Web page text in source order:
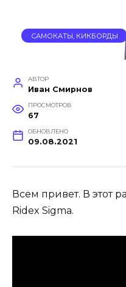
САМОКАТЫ, КИКБОРДЫ
АВТОР
Иван Смирнов
ПРОСМОТРОВ
67
ОБНОВЛЕНО
09.08.2021
Всем привет. В этот
Ridex Sigma.